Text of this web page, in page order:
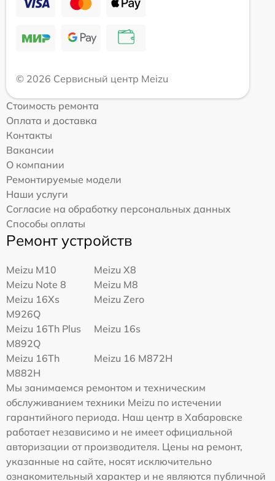
© 2026 Сервисный центр Meizu
Стоимость ремонта
Оплата и доставка
Контакты
Вакансии
О компании
Ремонтируемые модели
Наши услуги
Согласие на обработку персональных данных
Способы оплаты
Ремонт устройств
Meizu M10
Meizu X8
Meizu Note 8
Meizu M8
Meizu 16Xs
M926Q
Meizu Zero
Meizu 16Th Plus
M892Q
Meizu 16s
Meizu 16Th
M882H
Meizu 16 M872H
Мы занимаемся ремонтом и техническим
обслуживанием техники Meizu по истечении
гарантийного периода. Наш центр в Хабаровске
работает независимо и не имеет официальной
авторизации от производителя. Цены на ремонт,
указанные на сайте, носят исключительно
ознакомительный характер и не являются публичной